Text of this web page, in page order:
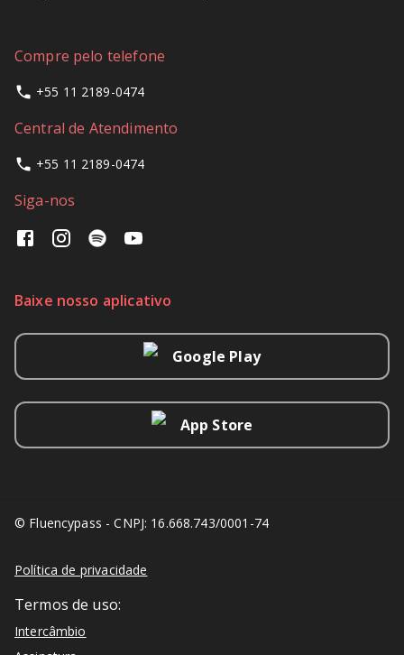
Compre pelo telefone
+55 11 2189-0474
Central de Atendimento
+55 11 2189-0474
Siga-nos
Baixe nosso aplicativo
Google Play
App Store
© Fluencypass - CNPJ: 16.668.743/0001-74
Política de privacidade
Termos de uso:
Intercâmbio